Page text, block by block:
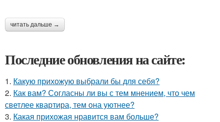
читать дальше →
Последние обновления на сайте:
1. Какую прихожую выбрали бы для себя?
2. Как вам? Согласны ли вы с тем мнением, что чем
светлее квартира, тем она уютнее?
3. Какая прихожая нравится вам больше?